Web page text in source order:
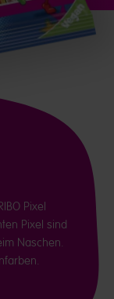
Pixel
Pixel sind
Naschen.